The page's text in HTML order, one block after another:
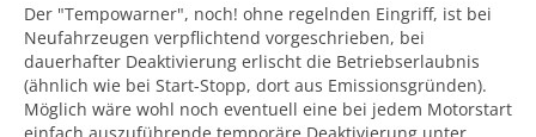
Der "Tempowarner", noch! ohne regelnden Eingriff, ist bei
Neufahrzeugen verpflichtend vorgeschrieben, bei
dauerhafter Deaktivierung erlischt die Betriebserlaubnis
(ähnlich wie bei Start-Stopp, dort aus Emissionsgründen).
Möglich wäre wohl noch eventuell eine bei jedem Motorstart
einfach auszuführende temporäre Deaktivierung unter